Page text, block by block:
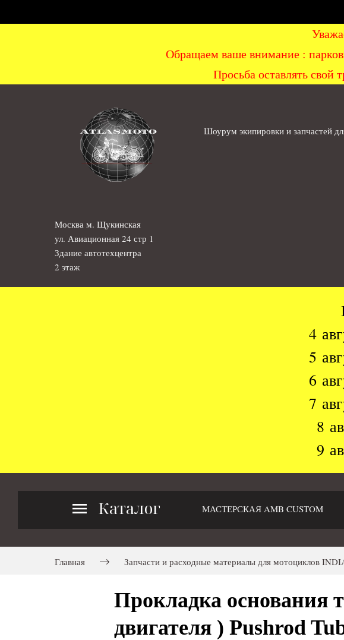
Обращаем ваше внимание :
Просьба оставлять свой
Шоурум экипировки и запчастей
Москва м. Щукинская
ул. Авиационная 24 стр 1
Здание автотехцентра
2 этаж
4
5
6
7
8
9
Каталог МАСТЕРСКАЯ AMB CUSTOM
Главная Запчасти и расходные материалы для мотоциклов
Прокладка основания
двигателя ) Pushrod